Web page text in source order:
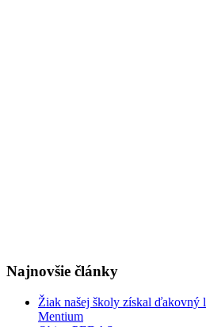
Najnovšie články
Žiak našej školy získal ďakovný
Mentium